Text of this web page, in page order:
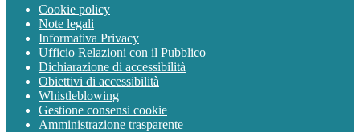
Cookie policy
Note legali
Informativa Privacy
Ufficio Relazioni con il Pubblico
Dichiarazione di accessibilità
Obiettivi di accessibilità
Whistleblowing
Gestione consensi cookie
Amministrazione trasparente